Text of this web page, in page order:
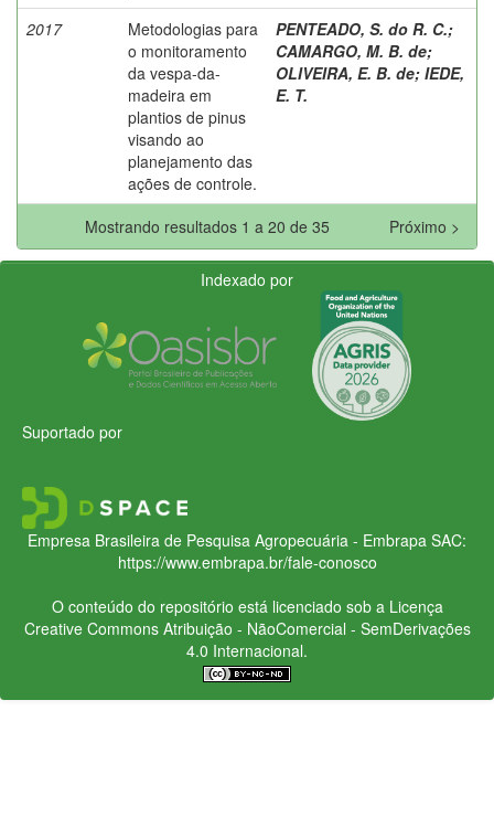
2017
Metodologias para
o monitoramento
da vespa-da-
madeira em
plantios de pinus
visando ao
planejamento das
ações de controle.
PENTEADO, S. do R. C.;
CAMARGO, M. B. de;
OLIVEIRA, E. B. de; IEDE,
E. T.
Mostrando resultados 1 a 20 de 35 Próximo >
Indexado por
Suportado por
Empresa Brasileira de Pesquisa Agropecuária - Embrapa SAC:
https://www.embrapa.br/fale-conosco
O conteúdo do repositório está licenciado sob a Licença
Creative CommonsAtribuição - NãoComercial - SemDerivações
4.0 Internacional.